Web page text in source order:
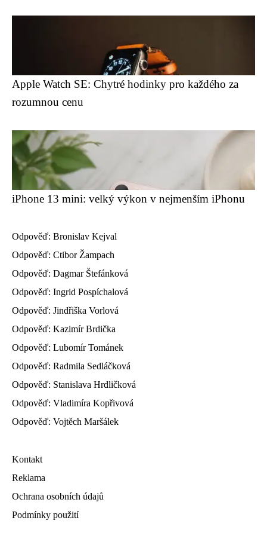
Apple Watch SE: Chytré hodinky pro každého za
rozumnou cenu
iPhone 13 mini: velký výkon v nejmenším iPhonu
Odpověď: Bronislav Kejval
Odpověď: Ctibor Žampach
Odpověď: Dagmar Štefánková
Odpověď: Ingrid Pospíchalová
Odpověď: Jindřiška Vorlová
Odpověď: Kazimír Brdička
Odpověď: Lubomír Tománek
Odpověď: Radmila Sedláčková
Odpověď: Stanislava Hrdličková
Odpověď: Vladimíra Kopřivová
Odpověď: Vojtěch Maršálek
Kontakt
Reklama
Ochrana osobních údajů
Podmínky použití